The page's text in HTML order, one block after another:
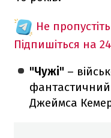
Не
Підпишіться на
"Чужі" –
Джеймса